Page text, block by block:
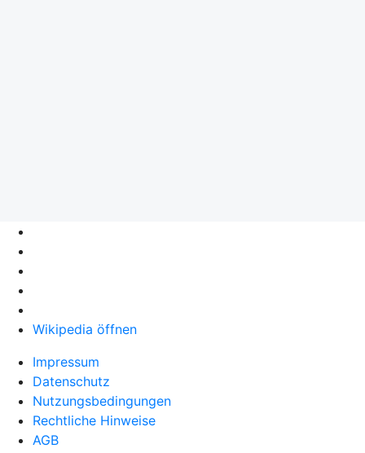
Wikipedia öffnen
Impressum
Datenschutz
Nutzungsbedingungen
Rechtliche Hinweise
AGB